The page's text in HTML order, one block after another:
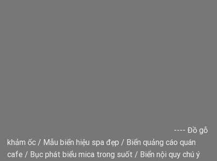
---- Đồ gỗ
khảm ốc / Mẫu biển hiệu spa đẹp / Biển quảng cáo quán
cafe / Bục phát biểu mica trong suốt / Biển nội quy chú ý